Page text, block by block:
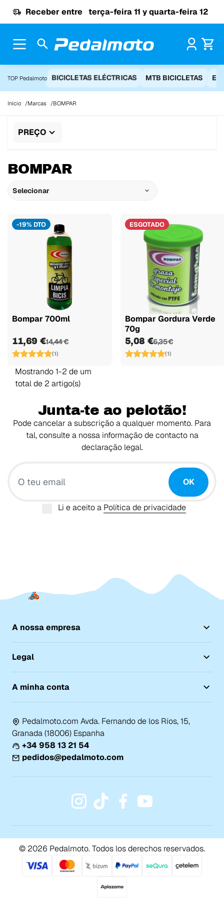
Receber entre terça-feira 11 y quarta-feira 12
TOP Pedalmoto BICICLETAS ELÉCTRICAS MTB BICICLETAS
Início Marcas BOMPAR
PREÇO
BOMPAR
Selecionar
-19% DTO
Bompar 700ml
11,69 €14,44 €
(1)
ESGOTADO
Bompar Gordura Verde
70g
5,08 €6,35 €
(1)
Mostrando 1-2 de um
total de 2 artigo(s)
Junta-te ao pelotão!
Pode cancelar a subscrição a qualquer momento. Para
tal, consulte a nossa informação de contacto na
declaração legal.
OK
Li e aceito a Política de privacidade
A nossa empresa
Legal
A minha conta
Pedalmoto.com Avda. Fernando de los Ríos, 15,
Granada (18006) Espanha
+34 958 13 21 54
pedidos@pedalmoto.com
© 2026 Pedalmoto. Todos los derechos reservados.